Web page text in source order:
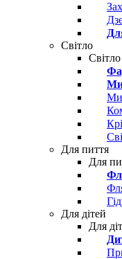
Світло
Світло
Для пиття
Для
Для дітей
Для